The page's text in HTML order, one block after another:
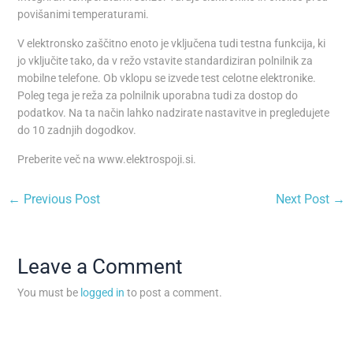
povišanimi temperaturami.
V elektronsko zaščitno enoto je vključena tudi testna funkcija, ki
jo vključite tako, da v režo vstavite standardiziran polnilnik za
mobilne telefone. Ob vklopu se izvede test celotne elektronike.
Poleg tega je reža za polnilnik uporabna tudi za dostop do
podatkov. Na ta način lahko nadzirate nastavitve in pregledujete
do 10 zadnjih dogodkov.
Preberite več na www.elektrospoji.si.
← Previous Post Next Post →
Leave a Comment
You must be logged in to post a comment.